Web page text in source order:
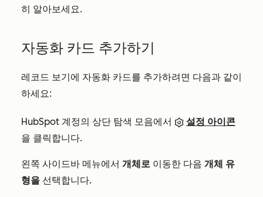
히 알아보세요.
자동화 카드 추가하기
레코드 보기에 자동화 카드를 추가하려면 다음과 같이
하세요:
HubSpot 계정의 상단 탐색 모음에서
설정 아이콘
을 클릭합니다.
왼쪽 사이드바 메뉴에서 개체로 이동한 다음 개체 유
형을 선택합니다.